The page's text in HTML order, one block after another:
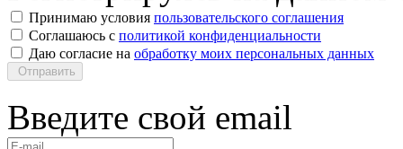
Принимаю условия пользовательского соглашения
Соглашаюсь с политикой конфиденциальности
Даю согласие на обработку моих персональных данных
Отправить
Введите свой email